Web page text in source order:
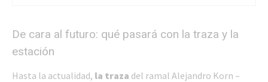
De cara al futuro: qué pasará con la traza y la
estación
Hasta la actualidad, la traza del ramal Alejandro Korn –